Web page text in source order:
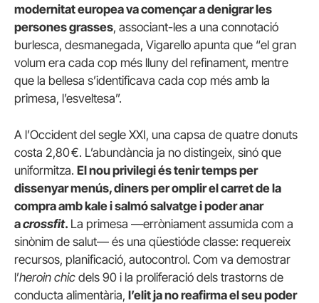
modernitat europea va començar a denigrar les
persones grasses, associant-les a una connotació
burlesca, desmanegada, Vigarello apunta que “el gran
volum era cada cop més lluny del refinament, mentre
que la bellesa s’identificava cada cop més amb la
primesa, l’esveltesa”.
A l’Occident del segle XXI, una capsa de quatre donuts
costa 2,80 €. L’abundància ja no distingeix, sinó que
uniformitza. El nou privilegi és tenir temps per
dissenyar menús, diners per omplir el carret de la
compra amb kale i salmó salvatge i poder anar
acrossfit. La primesa —erròniament assumida com a
sinònim de salut— és una qüestióde classe: requereix
recursos, planificació, autocontrol. Com va demostrar
l’heroin chic dels 90 i la proliferació dels trastorns de
conducta alimentària, l’elit ja no reafirma el seu poder